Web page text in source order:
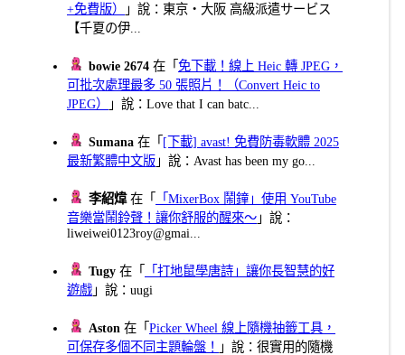
+免費版）
」說：東京・大阪 高級派遣サービス
【千夏の伊...
bowie 2674 在「免下載！線上 Heic 轉 JPEG，
可批次處理最多 50 張照片！（Convert Heic to
JPEG）
」說：Love that I can batc...
Sumana 在「 [下載] avast! 免費防毒軟體 2025
最新繁體中文版 」說：Avast has been my go...
李紹煒在「
「MixerBox 鬧鐘」使用 YouTube
音樂當鬧鈴聲！讓你舒服的醒來～ 」說：
liweiwei0123roy@gmai...
Tugy 在「
「打地鼠學唐詩」讓你長智慧的好
遊戲 」說：uugi
Aston 在「Picker Wheel 線上隨機抽籤工具，
可保存多個不同主題輪盤！
」說：很實用的隨機